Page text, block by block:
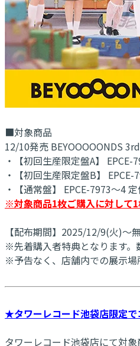
■対象商品
12/10発売 BEYOOOOONDS
・【初回生産限定盤A】
・【初回生産限定盤B】
・【通常盤】 EPCE-7973～4
※対象商品1枚ご購入に対して1
【配布期間】2025/12/9(火)～
※先着購入者特典となります。
※予告なく、店舗内での展示場
★タワーレコード池袋店限定で
タワーレコード池袋店にて対